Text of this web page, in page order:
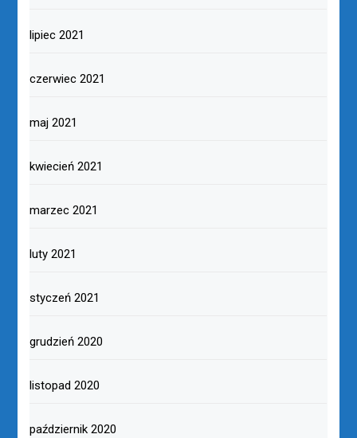
lipiec 2021
czerwiec 2021
maj 2021
kwiecień 2021
marzec 2021
luty 2021
styczeń 2021
grudzień 2020
listopad 2020
październik 2020